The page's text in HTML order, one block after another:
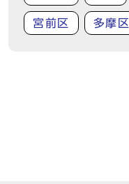
宮前区 多摩区